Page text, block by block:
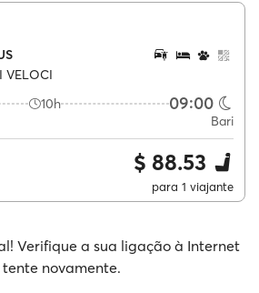
VELOCI
10h 09:00
Bari
$ 88.53
para 1 viajante
Verifique a sua ligação à Internet
tente novamente.